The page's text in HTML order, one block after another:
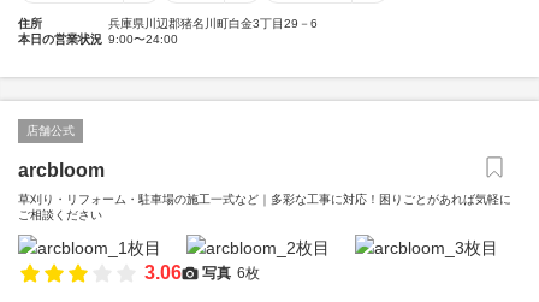
住所
兵庫県川辺郡猪名川町白金3丁目29－6
本日の営業状況 9:00〜24:00
店舗公式
arcbloom
草刈り・リフォーム・駐車場の施工一式など｜多彩な工事に対応！困りごとがあれば気軽に
ご相談ください
3.06 写真 6枚